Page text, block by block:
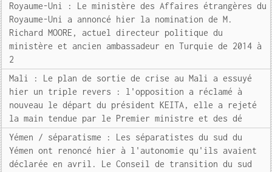
Royaume-Uni : Le ministère des Affaires étrangères du
Royaume-Uni a annoncé hier la nomination de M.
Richard MOORE, actuel directeur politique du
ministère et ancien ambassadeur en Turquie de 2014 à
2
Mali : Le plan de sortie de crise au Mali a essuyé
hier un triple revers : l'opposition a réclamé à
nouveau le départ du président KEITA, elle a rejeté
la main tendue par le Premier ministre et des dé
Yémen / séparatisme : Les séparatistes du sud du
Yémen ont renoncé hier à l'autonomie qu'ils avaient
déclarée en avril. Le Conseil de transition du sud